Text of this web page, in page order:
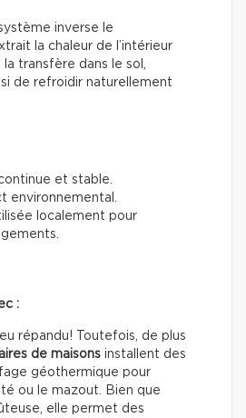
inverse le
la chaleur de l’intérieur
transfère dans le sol,
de refroidir naturellement
et stable.
environnemental.
localement pour
:
répandu! Toutefois, de plus
de maisons installent des
géothermique pour
ou le mazout. Bien que
elle permet des